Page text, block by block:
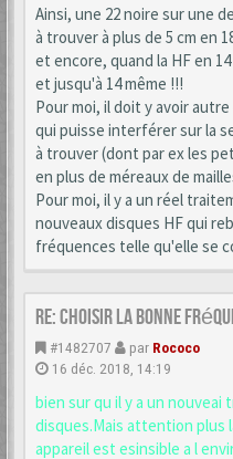
Ainsi, une 22 noire sur une
à trouver à plus de 5 cm en
et encore, quand la HF en
et jusqu'à 14 même !!!
Pour moi, il doit y avoir
qui puisse interférer sur la
à trouver (dont par ex les
en plus de méreaux de
Pour moi, il y a un réel
nouveaux disques HF qui
fréquences telle qu'elle se
Re: choisir la bonne
#1482707 par Rococo
16 déc. 2018, 14:19
bien sur qu il y a un
disques.Mais attention plus
appareil est esinsible a l